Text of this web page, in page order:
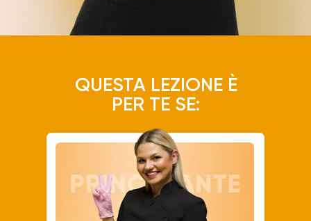
QUESTA LEZIONE È
PER TE SE: